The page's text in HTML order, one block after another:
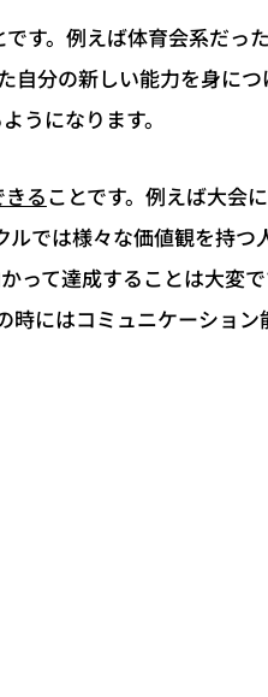
です。例えば体育会系だっ
自分の新しい能力を身に
うになります。
ることです。例えば大会
では様々な価値観を持つ
って達成することは大変
時にはコミュニケーショ